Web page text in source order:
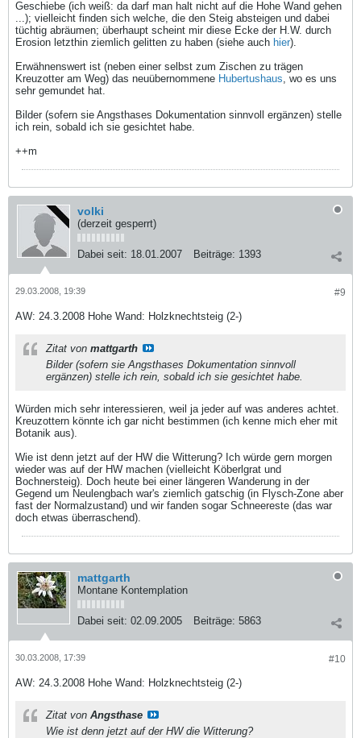
Geschiebe (ich weiß: da darf man halt nicht auf die Hohe Wand gehen
...); vielleicht finden sich welche, die den Steig absteigen und dabei
tüchtig abräumen; überhaupt scheint mir diese Ecke der H.W. durch
Erosion letzthin ziemlich gelitten zu haben (siehe auch hier).
Erwähnenswert ist (neben einer selbst zum Zischen zu trägen
Kreuzotter am Weg) das neuübernommene Hubertushaus, wo es uns
sehr gemundet hat.
Bilder (sofern sie Angsthases Dokumentation sinnvoll ergänzen) stelle
ich rein, sobald ich sie gesichtet habe.
++m
volki
(derzeit gesperrt)
Dabei seit: 18.01.2007 Beiträge: 1393
#9
29.03.2008, 19:39
AW: 24.3.2008 Hohe Wand: Holzknechtsteig (2-)
Zitat von mattgarth
Bilder (sofern sie Angsthases Dokumentation sinnvoll
ergänzen) stelle ich rein, sobald ich sie gesichtet habe.
Würden mich sehr interessieren, weil ja jeder auf was anderes achtet.
Kreuzottern könnte ich gar nicht bestimmen (ich kenne mich eher mit
Botanik aus).
Wie ist denn jetzt auf der HW die Witterung? Ich würde gern morgen
wieder was auf der HW machen (vielleicht Köberlgrat und
Bochnersteig). Doch heute bei einer längeren Wanderung in der
Gegend um Neulengbach war's ziemlich gatschig (in Flysch-Zone aber
fast der Normalzustand) und wir fanden sogar Schneereste (das war
doch etwas überraschend).
mattgarth
Montane Kontemplation
Dabei seit: 02.09.2005 Beiträge: 5863
#10
30.03.2008, 17:39
AW: 24.3.2008 Hohe Wand: Holzknechtsteig (2-)
Zitat von Angsthase
Wie ist denn jetzt auf der HW die Witterung?